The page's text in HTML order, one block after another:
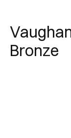
Bronze